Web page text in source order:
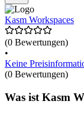
reduzieren. Die
Kasm Workspaces
(0 Bewertungen)
•
Keine
(0 Bewertungen)
Was ist Kasm